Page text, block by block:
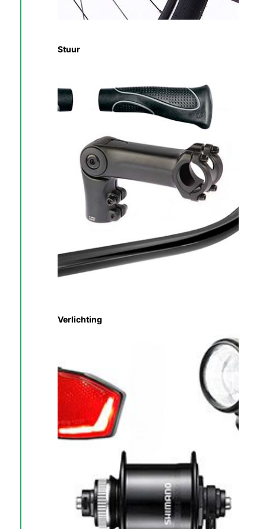
Stuur
Verlichting